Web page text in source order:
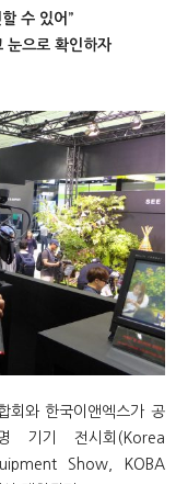
수 있어”
눈으로 확인하자
회와 한국이앤엑스가 공
기기 전시회(Korea
Show, KOBA